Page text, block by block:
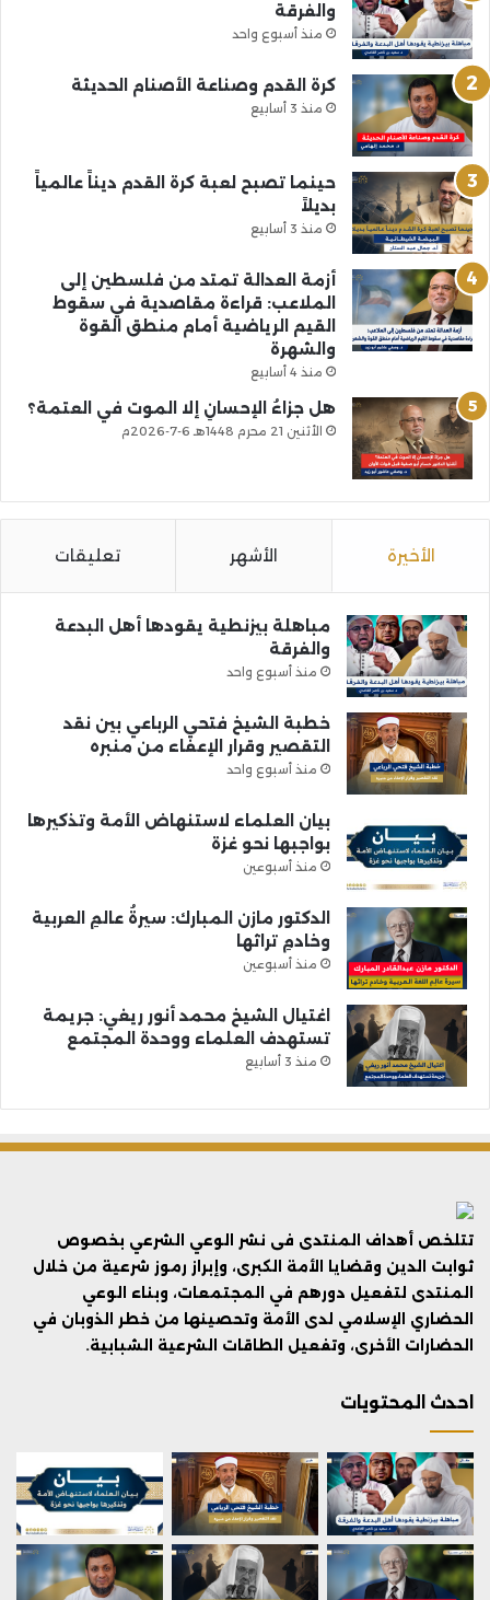
والفرقة
منذ أسبوع واحد
كرة القدم وصناعة الأصنام الحديثة
منذ 3 أسابيع
حينما تصبح لعبة كرة القدم ديناً عالمياً
بديلاً
منذ 3 أسابيع
أزمة العدالة تمتد من فلسطين إلى
الملاعب: قراءة مقاصدية في سقوط
القيم الرياضية أمام منطق القوة
والشهرة
منذ 4 أسابيع
هل جزاءُ الإحسانِ إلا الموت في العتمة؟
الأثنين 21 محرم 1448هـ 6-7-2026م
الأخيرة الأشهر تعليقات
مباهلة بيزنطية يقودها أهل البدعة
والفرقة
منذ أسبوع واحد
خطبة الشيخ فتحي الرباعي بين نقد
التقصير وقرار الإعفاء من منبره
منذ أسبوع واحد
بيان العلماء لاستنهاض الأمة وتذكيرها
بواجبها نحو غزة
منذ أسبوعين
الدكتور مازن المبارك: سيرةُ عالمِ العربية
وخادمِ تراثها
منذ أسبوعين
اغتيال الشيخ محمد أنور ريغي: جريمة
تستهدف العلماء ووحدة المجتمع
منذ 3 أسابيع
تتلخص أهداف المنتدى فى نشر الوعي الشرعي بخصوص
ثوابت الدين وقضايا الأمة الكبرى، وإبراز رموز شرعية من خلال
المنتدى لتفعيل دورهم في المجتمعات، وبناء الوعي
الحضاري الإسلامي لدى الأمة وتحصينها من خطر الذوبان في
الحضارات الأخرى، وتفعيل الطاقات الشرعية الشبابية.
احدث المحتويات